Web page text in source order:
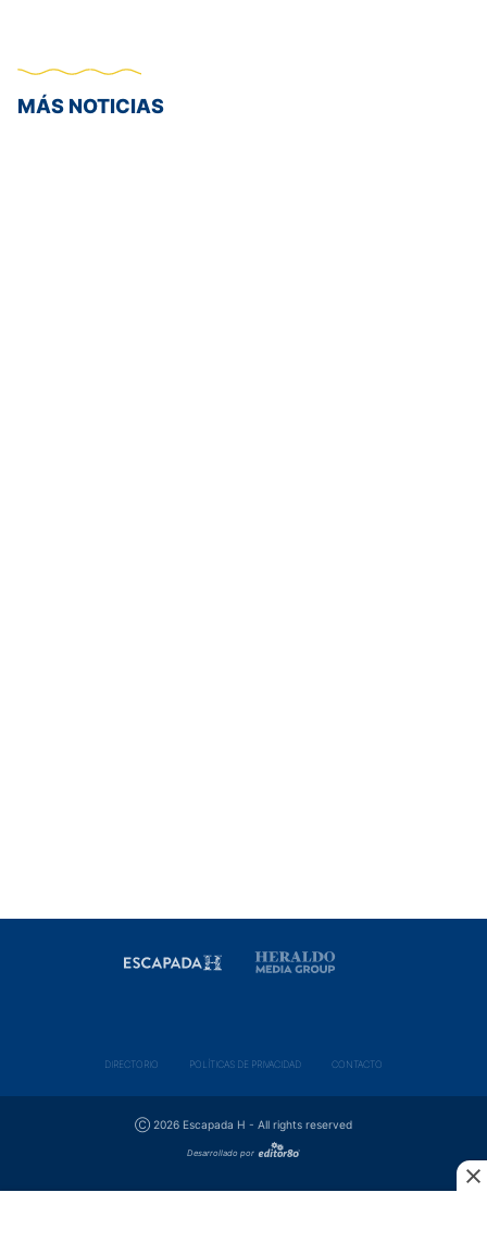
MÁS NOTICIAS
DIRECTORIO POLÍ­TICAS DE PRIVACIDAD CONTACTO
Ⓒ 2026 Escapada H - All rights reserved
Desarrollado por